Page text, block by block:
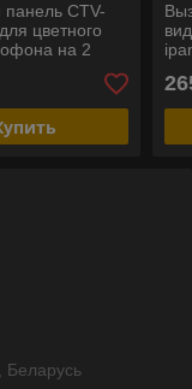
CTV-
цветного
на 2